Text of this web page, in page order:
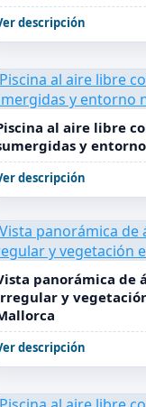
descripción
al aire libre
y
descripción
panorámica de
y
descripción